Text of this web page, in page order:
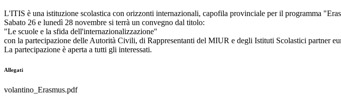
L'ITIS è una istituzione scolastica con orizzonti internazionali, capofila provinciale per il programma
Sabato 26 e lunedì 28 novembre si terrà un convegno dal titolo:
"Le scuole e la sfida dell'internazionalizzazione"
con la partecipazione delle Autorità Civili, di Rappresentanti del MIUR e degli Istituti Scolastici partner
La partecipazione è aperta a tutti gli interessati.
Allegati
volantino_Erasmus.pdf